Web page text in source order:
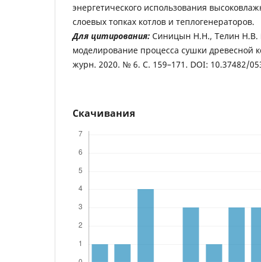
энергетического использования
слоевых топках котлов и теплогенераторов.
Для цитирования: Синицын Н.Н., Телин Н.В.
моделирование процесса сушки древесной
журн. 2020. № 6. С. 159–171. DOI: 10.37482/
Скачивания